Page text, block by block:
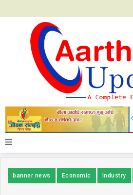
≡
banner news Economic Industry